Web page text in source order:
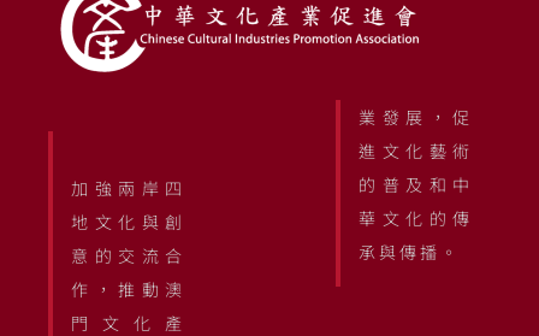
加強兩岸四
地文化與創
意的交流合
作，推動澳
門文化產
業發展，促
進文化藝術
的普及和中
華文化的傳
承與傳播。